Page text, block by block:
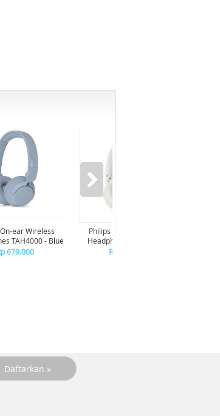
ear Wireless
TAH4000 - Blue
679.000
Philips On-ear Wireless
Headphones TAH4000 -
Rp 679.000